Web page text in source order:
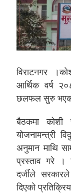
विराटनगर
आर्थिक वर्ष
छलफल सुरु
बैठकमा कोशी
योजनामन्त्री
अनुमान माथि
प्रस्ताव गरे ।
दर्जीले
दिएको